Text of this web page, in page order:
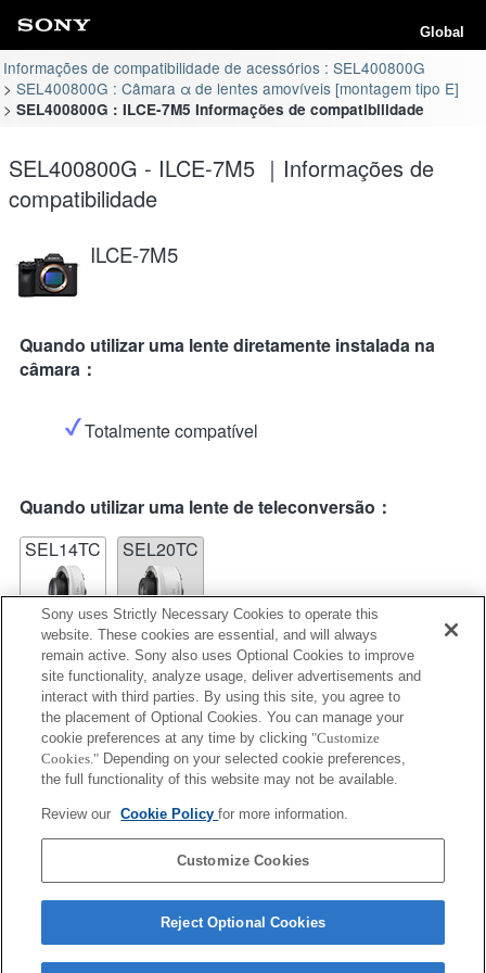
Global
Informações de compatibilidade de acessórios : SEL400800G
SEL400800G : Câmara α de lentes amovíveis [montagem tipo E]
SEL400800G : ILCE-7M5 Informações de compatibilidade
SEL400800G - ILCE-7M5 ｜Informações de
compatibilidade
ILCE-7M5
Quando utilizar uma lente diretamente instalada na
câmara：
Totalmente compatível
Quando utilizar uma lente de teleconversão：
SEL14TC
SEL20TC
SEL14TC
Totalmente compatível
Informações de compatibilidade de funções
Sony uses Strictly Necessary Cookies to operate this
website. These cookies are essential, and will always
remain active. Sony also uses Optional Cookies to improve
site functionality, analyze usage, deliver advertisements and
interact with third parties. By using this site, you agree to
the placement of Optional Cookies. You can manage your
cookie preferences at any time by clicking "Customize
Cookies." Depending on your selected cookie preferences,
the full functionality of this website may not be available.
Review our Cookie Policyfor more information.
Customize Cookies
Reject Optional Cookies